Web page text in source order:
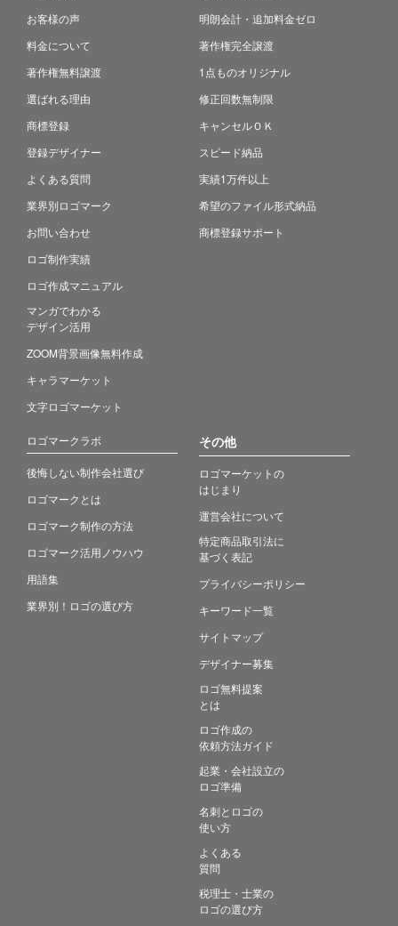
お客様の声
料金について
著作権無料譲渡
選ばれる理由
商標登録
登録デザイナー
よくある質問
業界別ロゴマーク
お問い合わせ
ロゴ制作実績
ロゴ作成マニュアル
マンガでわかる
デザイン活用
ZOOM背景画像無料作成
キャラマーケット
文字ロゴマーケット
明朗会計・追加料金ゼロ
著作権完全譲渡
1点ものオリジナル
修正回数無制限
キャンセルＯＫ
スピード納品
実績1万件以上
希望のファイル形式納品
商標登録サポート
ロゴマークラボ
後悔しない制作会社選び
ロゴマークとは
ロゴマーク制作の方法
ロゴマーク活用ノウハウ
用語集
業界別！ロゴの選び方
その他
ロゴマーケットの
はじまり
運営会社について
特定商品取引法に
基づく表記
プライバシーポリシー
キーワード一覧
サイトマップ
デザイナー募集
ロゴ無料提案
とは
ロゴ作成の
依頼方法ガイド
起業・会社設立の
ロゴ準備
名刺とロゴの
使い方
よくある
質問
税理士・士業の
ロゴの選び方